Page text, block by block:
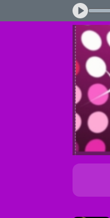
das 05:00 às 08:00